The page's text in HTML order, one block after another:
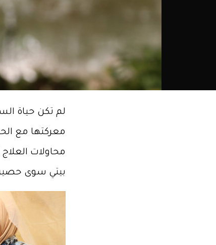
حلب
وعموم
معركتها مع
محاولات
بيتي سوى